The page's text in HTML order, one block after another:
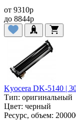
от 9310p
до 8844p
Kyocera DK-5140 |
Тип: оригинальный
Цвет: черный
Ресурс, объем: